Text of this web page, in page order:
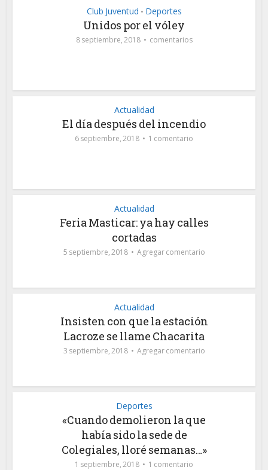
Club Juventud • Deportes
Unidos por el vóley
8 septiembre, 2018 comentarios
Actualidad
El día después del incendio
6 septiembre, 2018 1 comentario
Actualidad
Feria Masticar: ya hay calles
cortadas
5 septiembre, 2018 Agregar comentario
Actualidad
Insisten con que la estación
Lacroze se llame Chacarita
3 septiembre, 2018 Agregar comentario
Deportes
«Cuando demolieron la que
había sido la sede de
Colegiales, lloré semanas…»
1 septiembre, 2018 1 comentario